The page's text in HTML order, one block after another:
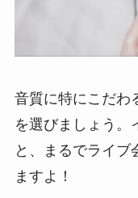
音質に特にこだわ
を選びましょう。
と、まるでライブ
ますよ！